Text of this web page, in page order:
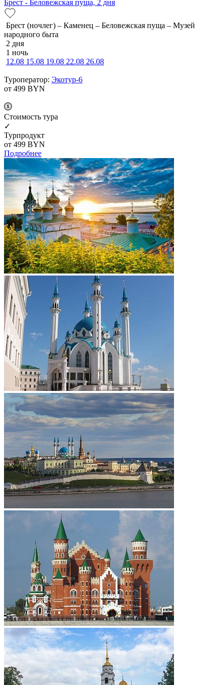
Брест - Беловежская пуща, 2 дня
Брест (ночлег) – Каменец – Беловежская пуща – Музей
народного быта
2 дня
1 ночь
12.08 15.08 19.08 22.08 26.08
Туроператор: Экотур-6
от 499 BYN
Cтоимость тура
✓
Турпродукт
от 499 BYN
Подробнее